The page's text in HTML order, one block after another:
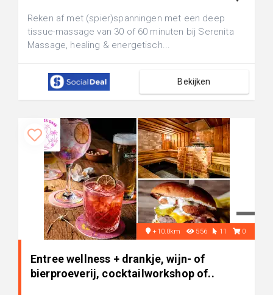
Reken af met (spier)spanningen met een deep
tissue-massage van 30 of 60 minuten bij Serenita
Massage, healing & energetisch...
Bekijken
+10.0km 556 11 0
Entree wellness + drankje, wijn- of
bierproeverij, cocktailworkshop of..